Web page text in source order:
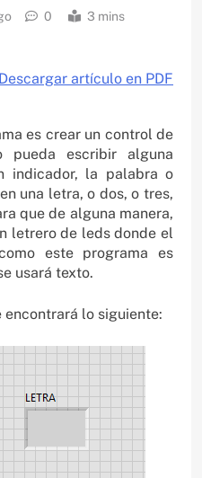
0 3 mins
Descargar artículo en PDF
es crear un control de
pueda escribir alguna
indicador, la palabra o
una letra, o dos, o tres,
que de alguna manera,
letrero de leds donde el
este programa es
usará texto.
lo siguiente: